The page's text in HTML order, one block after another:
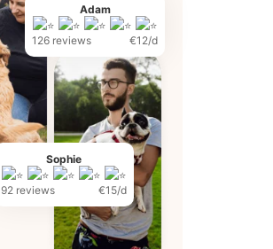
Sophie
92 reviews €15/d
Adam
126 reviews €12/d